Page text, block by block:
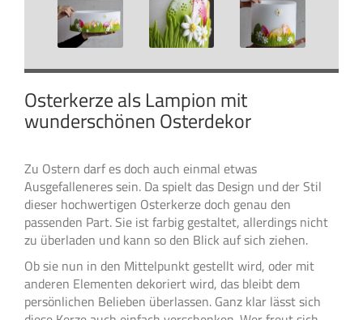
Osterkerze als Lampion mit
wunderschönen Osterdekor
Zu Ostern darf es doch auch einmal etwas
Ausgefalleneres sein. Da spielt das Design und der Stil
dieser hochwertigen Osterkerze doch genau den
passenden Part. Sie ist farbig gestaltet, allerdings nicht
zu überladen und kann so den Blick auf sich ziehen.
Ob sie nun in den Mittelpunkt gestellt wird, oder mit
anderen Elementen dekoriert wird, das bleibt dem
persönlichen Belieben überlassen. Ganz klar lässt sich